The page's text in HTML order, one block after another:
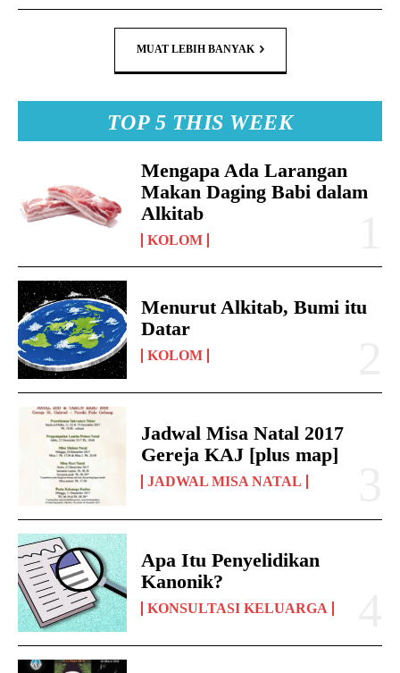
MUAT LEBIH BANYAK
TOP 5 THIS WEEK
Mengapa Ada Larangan
Makan Daging Babi dalam
Alkitab
KOLOM
Menurut Alkitab, Bumi itu
Datar
KOLOM
Jadwal Misa Natal 2017
Gereja KAJ [plus map]
JADWAL MISA NATAL
Apa Itu Penyelidikan
Kanonik?
KONSULTASI KELUARGA